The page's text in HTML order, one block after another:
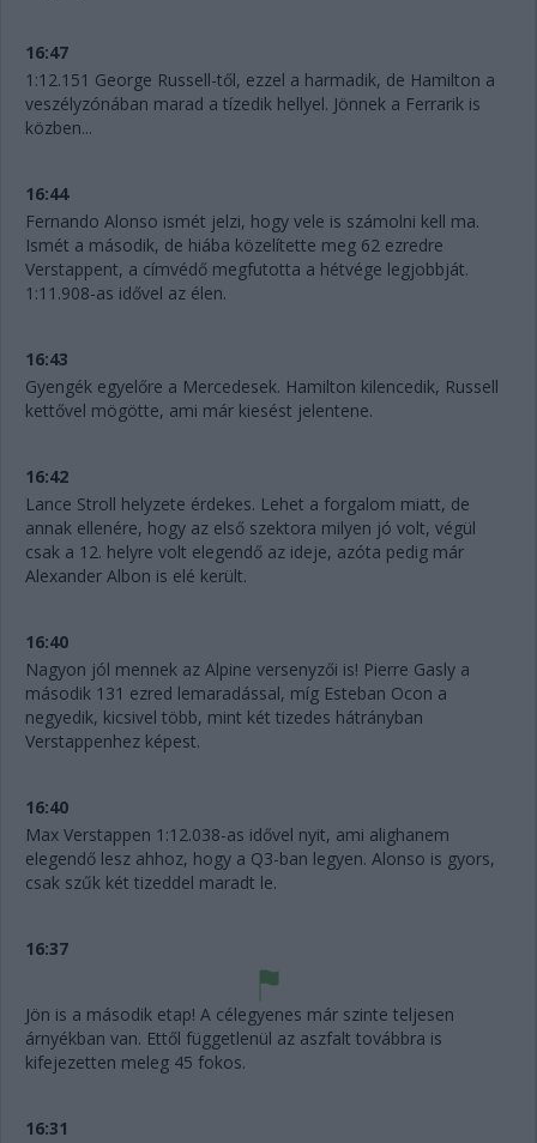
16:47
1:12.151 George Russell-től, ezzel a harmadik, de Hamilton a
veszélyzónában marad a tízedik hellyel. Jönnek a Ferrarik is
közben...
16:44
Fernando Alonso ismét jelzi, hogy vele is számolni kell ma.
Ismét a második, de hiába közelítette meg 62 ezredre
Verstappent, a címvédő megfutotta a hétvége legjobbját.
1:11.908-as idővel az élen.
16:43
Gyengék egyelőre a Mercedesek. Hamilton kilencedik, Russell
kettővel mögötte, ami már kiesést jelentene.
16:42
Lance Stroll helyzete érdekes. Lehet a forgalom miatt, de
annak ellenére, hogy az első szektora milyen jó volt, végül
csak a 12. helyre volt elegendő az ideje, azóta pedig már
Alexander Albon is elé került.
16:40
Nagyon jól mennek az Alpine versenyzői is! Pierre Gasly a
második 131 ezred lemaradással, míg Esteban Ocon a
negyedik, kicsivel több, mint két tizedes hátrányban
Verstappenhez képest.
16:40
Max Verstappen 1:12.038-as idővel nyit, ami alighanem
elegendő lesz ahhoz, hogy a Q3-ban legyen. Alonso is gyors,
csak szűk két tizeddel maradt le.
16:37
Jön is a második etap! A célegyenes már szinte teljesen
árnyékban van. Ettől függetlenül az aszfalt továbbra is
kifejezetten meleg 45 fokos.
16:31